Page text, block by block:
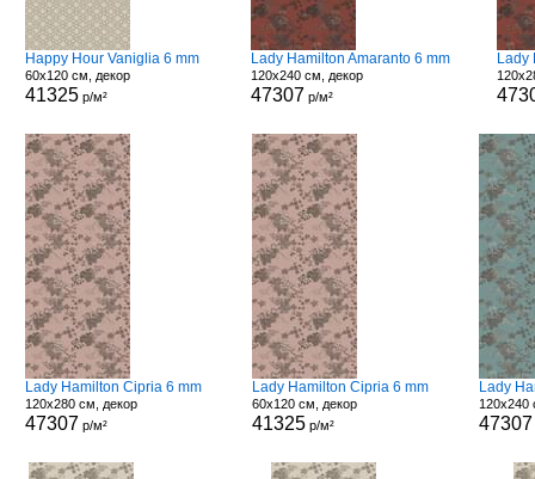
Happy Hour Vaniglia 6 mm
60x120 см, декор
41325 р/м²
Lady Hamilton Amaranto 6 mm
120x240 см, декор
47307 р/м²
Lady
Lady Hamilton Cipria 6 mm
120x280 см, декор
47307 р/м²
Lady Hamilton Cipria 6 mm
60x120 см, декор
41325 р/м²
Lady
120x240
47307